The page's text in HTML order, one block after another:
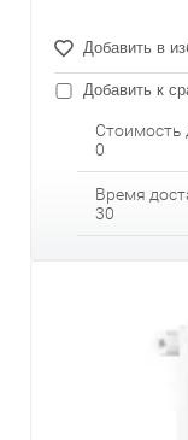
Добавить в
Добавить к
Стоимость
0
Время
30